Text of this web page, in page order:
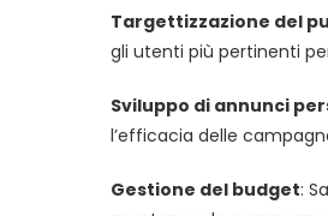
Targettizzazione del
gli utenti più pertinenti
Sviluppo di annunci
l’efficacia delle
Gestione del budget: